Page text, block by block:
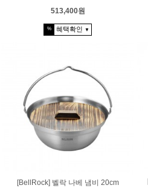
513,400원
% 혜택확인 ▼
[BellRock] 벨락 나베 냄비 20cm